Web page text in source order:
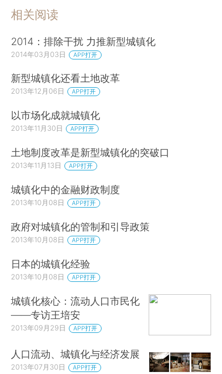
相关阅读
2014：排除干扰 力推新型城镇化
2014年03月03日 APP打开
新型城镇化还看土地改革
2013年12月06日 APP打开
以市场化成就城镇化
2013年11月30日 APP打开
土地制度改革是新型城镇化的突破口
2013年11月13日 APP打开
城镇化中的金融财政制度
2013年10月08日 APP打开
政府对城镇化的管制和引导政策
2013年10月08日 APP打开
日本的城镇化经验
2013年10月08日 APP打开
城镇化核心：流动人口市民化
——专访王培安
2013年09月29日 APP打开
人口流动、城镇化与经济发展
2013年07月30日 APP打开